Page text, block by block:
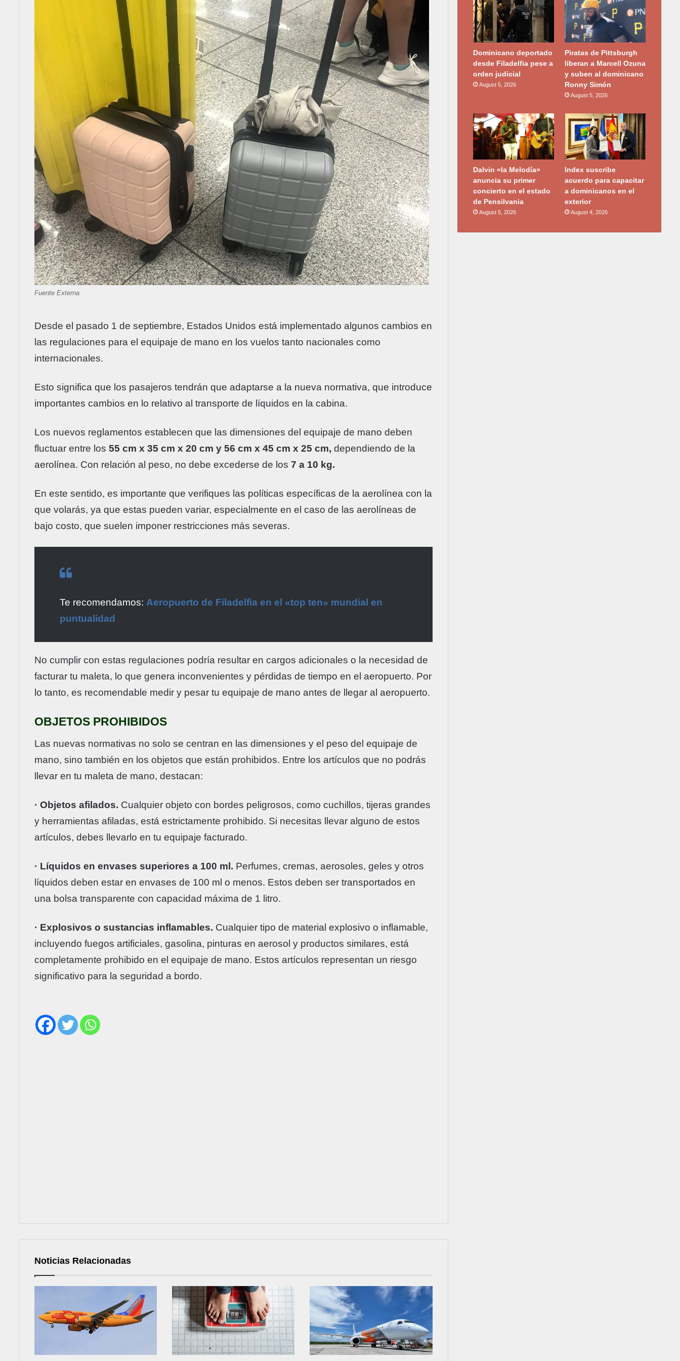
Fuente Externa
Desde el pasado 1 de septiembre, Estados Unidos está implementado algunos cambios en
las regulaciones para el equipaje de mano en los vuelos tanto nacionales como
internacionales.
Esto significa que los pasajeros tendrán que adaptarse a la nueva normativa, que introduce
importantes cambios en lo relativo al transporte de líquidos en la cabina.
Los nuevos reglamentos establecen que las dimensiones del equipaje de mano deben
fluctuar entre los 55 cm x 35 cm x 20 cm y 56 cm x 45 cm x 25 cm, dependiendo de la
aerolínea. Con relación al peso, no debe excederse de los 7 a 10 kg.
En este sentido, es importante que verifiques las políticas específicas de la aerolínea con la
que volarás, ya que estas pueden variar, especialmente en el caso de las aerolíneas de
bajo costo, que suelen imponer restricciones más severas.
Te recomendamos: Aeropuerto de Filadelfia en el «top ten» mundial en
puntualidad
No cumplir con estas regulaciones podría resultar en cargos adicionales o la necesidad de
facturar tu maleta, lo que genera inconvenientes y pérdidas de tiempo en el aeropuerto. Por
lo tanto, es recomendable medir y pesar tu equipaje de mano antes de llegar al aeropuerto.
OBJETOS PROHIBIDOS
Las nuevas normativas no solo se centran en las dimensiones y el peso del equipaje de
mano, sino también en los objetos que están prohibidos. Entre los artículos que no podrás
llevar en tu maleta de mano, destacan:
· Objetos afilados. Cualquier objeto con bordes peligrosos, como cuchillos, tijeras grandes
y herramientas afiladas, está estrictamente prohibido. Si necesitas llevar alguno de estos
artículos, debes llevarlo en tu equipaje facturado.
· Líquidos en envases superiores a 100 ml. Perfumes, cremas, aerosoles, geles y otros
líquidos deben estar en envases de 100 ml o menos. Estos deben ser transportados en
una bolsa transparente con capacidad máxima de 1 litro.
· Explosivos o sustancias inflamables. Cualquier tipo de material explosivo o inflamable,
incluyendo fuegos artificiales, gasolina, pinturas en aerosol y productos similares, está
completamente prohibido en el equipaje de mano. Estos artículos representan un riesgo
significativo para la seguridad a bordo.
Noticias Relacionadas
Dominicano deportado
desde Filadelfia pese a
orden judicial
August 5, 2026
Piratas de Pittsburgh
liberan a Marcell Ozuna
y suben al dominicano
Ronny Simón
August 5, 2026
Dalvin «la Melodía»
anuncia su primer
concierto en el estado
de Pensilvania
August 5, 2026
Index suscribe
acuerdo para capacitar
a dominicanos en el
exterior
August 4, 2026